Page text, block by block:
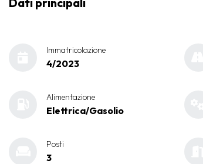
Immatricolazione
4/2023
Alimentazione
Elettrica/Gasolio
Posti
3